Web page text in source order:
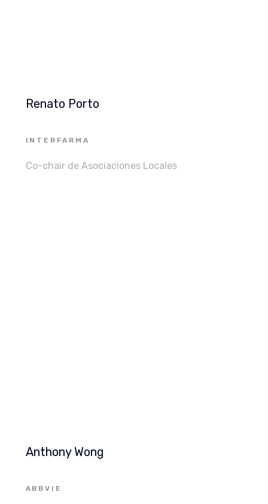
Renato Porto
INTERFARMA
Co-chair de Asociaciones Locales
Anthony Wong
ABBVIE